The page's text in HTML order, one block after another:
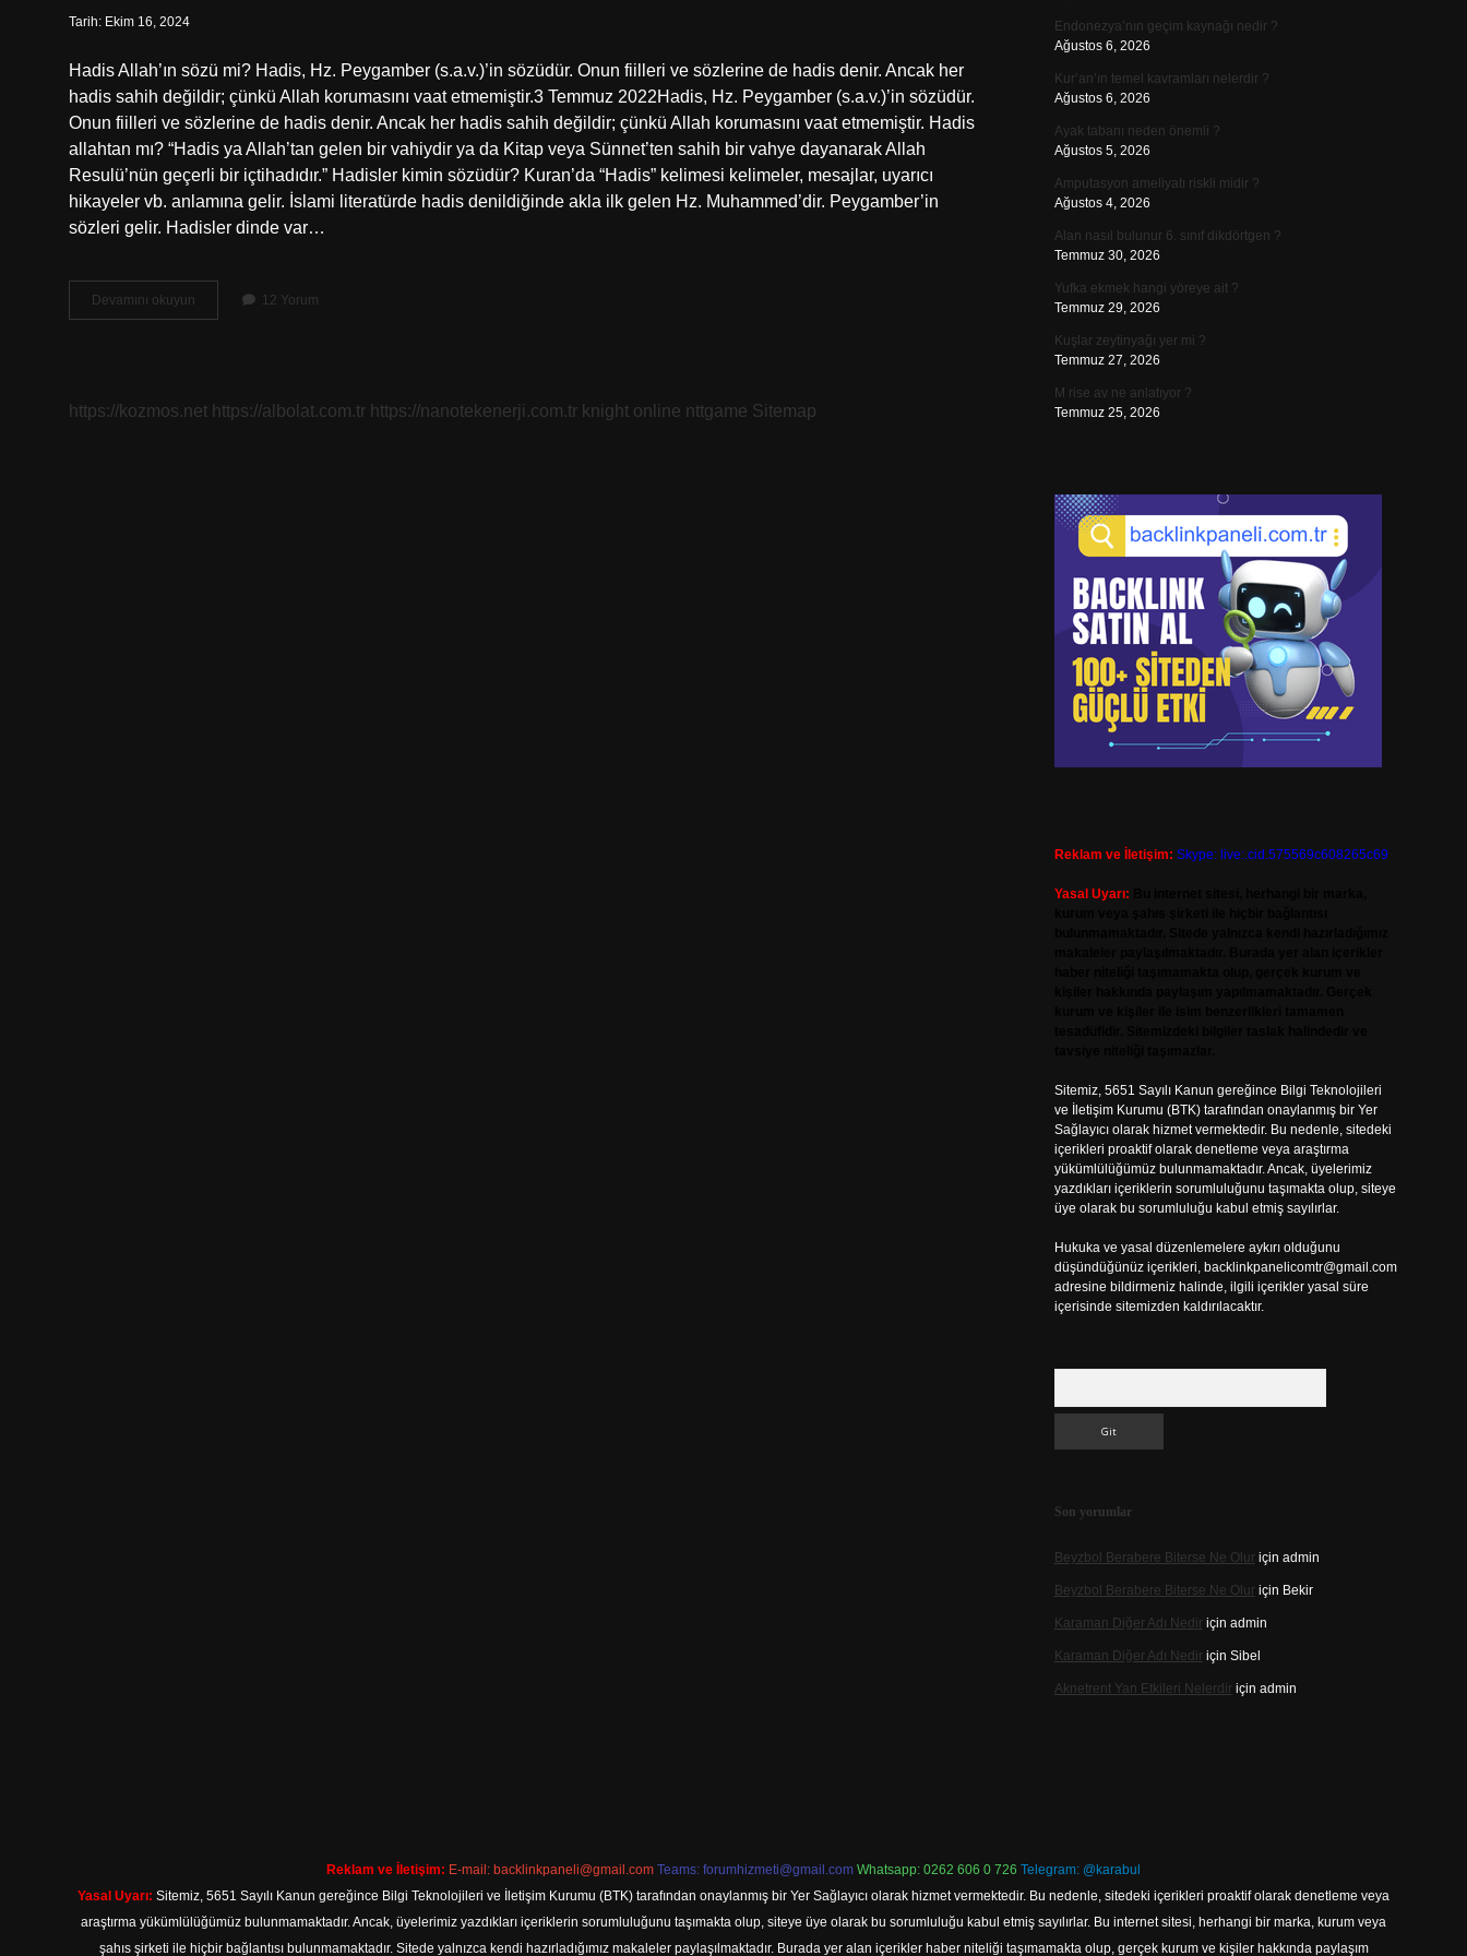
Tarih: Ekim 16, 2024
Hadis Allah’ın sözü mi? Hadis, Hz. Peygamber (s.a.v.)’in sözüdür. Onun fiilleri ve sözlerine de hadis denir. Ancak her
hadis sahih değildir; çünkü Allah korumasını vaat etmemiştir.3 Temmuz 2022Hadis, Hz. Peygamber (s.a.v.)’in sözüdür.
Onun fiilleri ve sözlerine de hadis denir. Ancak her hadis sahih değildir; çünkü Allah korumasını vaat etmemiştir. Hadis
allahtan mı? “Hadis ya Allah’tan gelen bir vahiydir ya da Kitap veya Sünnet’ten sahih bir vahye dayanarak Allah
Resulü’nün geçerli bir içtihadıdır.” Hadisler kimin sözüdür? Kuran’da “Hadis” kelimesi kelimeler, mesajlar, uyarıcı
hikayeler vb. anlamına gelir. İslami literatürde hadis denildiğinde akla ilk gelen Hz. Muhammed’dir. Peygamber’in
sözleri gelir. Hadisler dinde var…
Devamını okuyun Hadisler
Allahın
12 Yorum
https://kozmos.net https://albolat.com.tr https://nanotekenerji.com.tr knight online nttgame Sitemap
Endonezya’nın geçim kaynağı nedir ?
Ağustos 6, 2026
Kur’an’ın temel kavramları nelerdir ?
Ağustos 6, 2026
Ayak tabanı neden önemli ?
Ağustos 5, 2026
Amputasyon ameliyatı riskli midir ?
Ağustos 4, 2026
Alan nasıl bulunur 6. sınıf dikdörtgen ?
Temmuz 30, 2026
Yufka ekmek hangi yöreye ait ?
Temmuz 29, 2026
Kuşlar zeytinyağı yer mi ?
Temmuz 27, 2026
M rise av ne anlatıyor ?
Temmuz 25, 2026
Reklam ve İletişim: Skype: live:.cid.575569c608265c69
Yasal Uyarı:
Sitemiz, 5651 Sayılı Kanun gereğince Bilgi Teknolojileri
ve İletişim Kurumu (BTK) tarafından onaylanmış bir Yer
Sağlayıcı olarak hizmet vermektedir. Bu nedenle, sitedeki
içerikleri proaktif olarak denetleme veya araştırma
yükümlülüğümüz bulunmamaktadır. Ancak, üyelerimiz
yazdıkları içeriklerin sorumluluğunu taşımakta olup, siteye
üye olarak bu sorumluluğu kabul etmiş sayılırlar.
Hukuka ve yasal düzenlemelere aykırı olduğunu
düşündüğünüz içerikleri, backlinkpanelicomtr@gmail.com
adresine bildirmeniz halinde, ilgili içerikler yasal süre
içerisinde sitemizden kaldırılacaktır.
Son yorumlar
Beyzbol Berabere Biterse Ne Oluriçin admin
Beyzbol Berabere Biterse Ne Oluriçin Bekir
Karaman Diğer Adı Nediriçin admin
Karaman Diğer Adı Nediriçin Sibel
Aknetrent Yan Etkileri Nelerdiriçin admin
Reklam ve İletişim: E-mail: backlinkpaneli@gmail.com Teams: forumhizmeti@gmail.com Whatsapp: 0262 606 0 726 Telegram: @karabul
Yasal Uyarı: Sitemiz, 5651 Sayılı Kanun gereğince Bilgi Teknolojileri ve İletişim Kurumu (BTK) tarafından onaylanmış bir Yer Sağlayıcı olarak hizmet vermektedir. Bu nedenle, sitedeki içerikleri proaktif olarak denetleme veya
araştırma yükümlülüğümüz bulunmamaktadır. Ancak, üyelerimiz yazdıkları içeriklerin sorumluluğunu taşımakta olup, siteye üye olarak bu sorumluluğu kabul etmiş sayılırlar. Bu internet sitesi, herhangi bir marka, kurum veya
şahıs şirketi ile hiçbir bağlantısı bulunmamaktadır. Sitede yalnızca kendi hazırladığımız makaleler paylaşılmaktadır. Burada yer alan içerikler haber niteliği taşımamakta olup, gerçek kurum ve kişiler hakkında paylaşım